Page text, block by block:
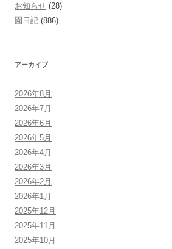
お知らせ (28)
園日記 (886)
アーカイブ
2026年8月
2026年7月
2026年6月
2026年5月
2026年4月
2026年3月
2026年2月
2026年1月
2025年12月
2025年11月
2025年10月